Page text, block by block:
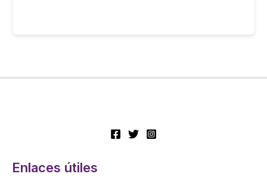
Enlaces útiles